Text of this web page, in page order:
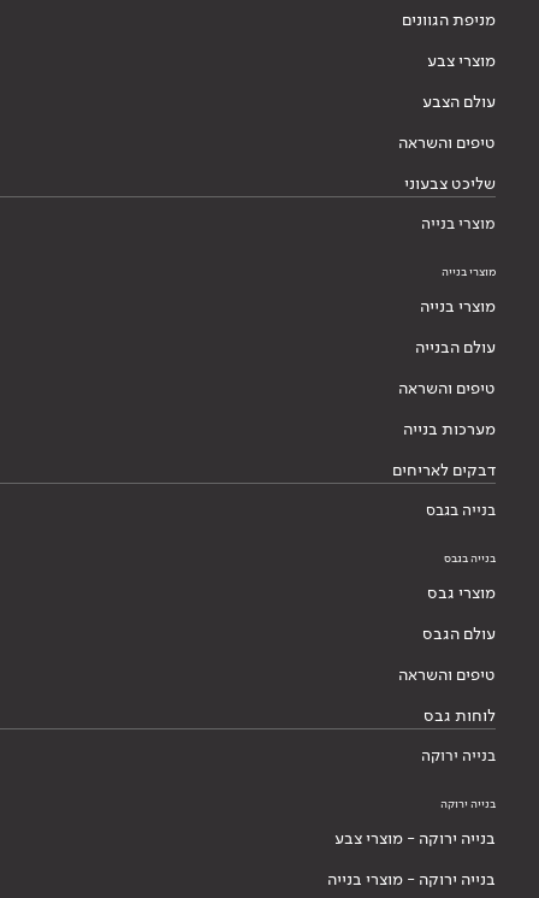
מניפת הגוונים
מוצרי צבע
עולם הצבע
טיפים והשראה
שליכט צבעוני
מוצרי בנייה
מוצרי בנייה
מוצרי בנייה
עולם הבנייה
טיפים והשראה
מערכות בנייה
דבקים לאריחים
בנייה בגבס
בנייה בגבס
מוצרי גבס
עולם הגבס
טיפים והשראה
לוחות גבס
בנייה ירוקה
בנייה ירוקה
בנייה ירוקה - מוצרי צבע
בנייה ירוקה - מוצרי בנייה